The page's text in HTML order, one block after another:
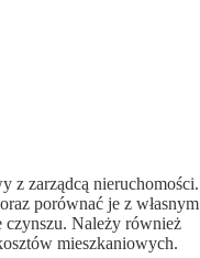
z zarządcą nieruchomości.
porównać je z własnym
czynszu. Należy również
mieszkaniowych.